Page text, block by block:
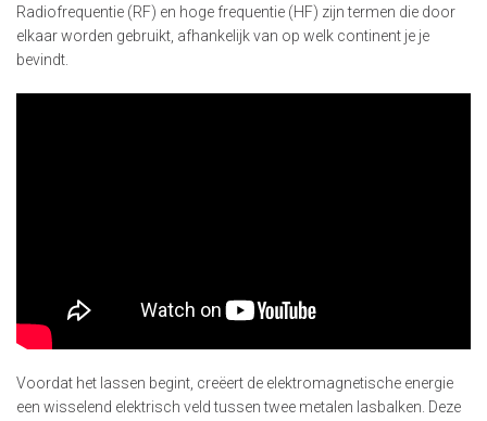
Radiofrequentie (RF) en hoge frequentie (HF) zijn termen die door
elkaar worden gebruikt, afhankelijk van op welk continent je je
bevindt.
Voordat het lassen begint, creëert de elektromagnetische energie
een wisselend elektrisch veld tussen twee metalen lasbalken. Deze